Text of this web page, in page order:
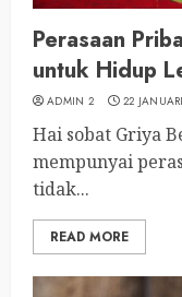
Perasaan
untuk Hidup
ADMIN 2 22
Hai sobat Griya
mempunyai
tidak...
READ MORE